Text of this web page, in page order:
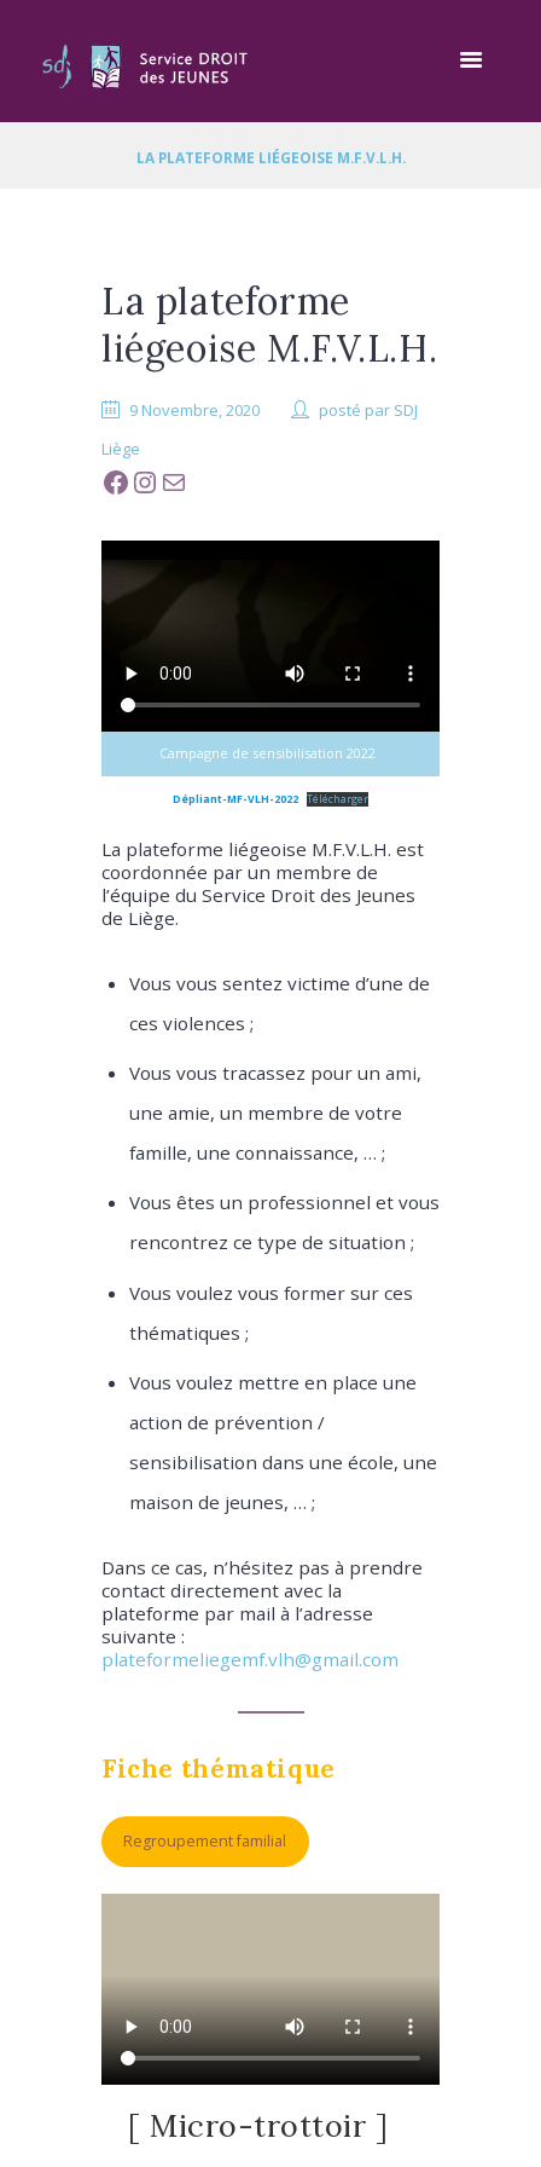
LA PLATEFORME LIÉGEOISE M.F.V.L.H.
La plateforme
liégeoise M.F.V.L.H.
9 Novembre, 2020 posté par SDJ
Liège
Facebook
Instagram
Mail
Campagne de sensibilisation 2022
Dépliant-MF-VLH-2022 Télécharger
La plateforme liégeoise M.F.V.L.H. est
coordonnée par un membre de
l’équipe du Service Droit des Jeunes
de Liège.
Vous vous sentez victime d’une de
ces violences ;
Vous vous tracassez pour un ami,
une amie, un membre de votre
famille, une connaissance, … ;
Vous êtes un professionnel et vous
rencontrez ce type de situation ;
Vous voulez vous former sur ces
thématiques ;
Vous voulez mettre en place une
action de prévention /
sensibilisation dans une école, une
maison de jeunes, … ;
Dans ce cas, n’hésitez pas à prendre
contact directement avec la
plateforme par mail à l’adresse
suivante :
plateformeliegemf.vlh@gmail.com
Fiche thématique
Regroupement familial
[ Micro-trottoir ]